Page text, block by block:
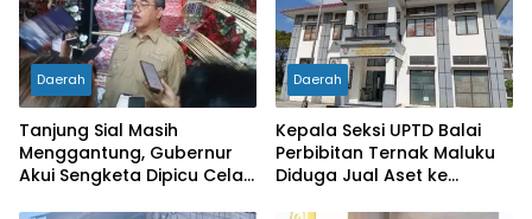
Daerah
Tanjung Sial Masih
Menggantung, Gubernur
Akui Sengketa Dipicu Celah
Daerah
Kepala Seksi UPTD Balai
Perbibitan Ternak Maluku
Diduga Jual Aset ke